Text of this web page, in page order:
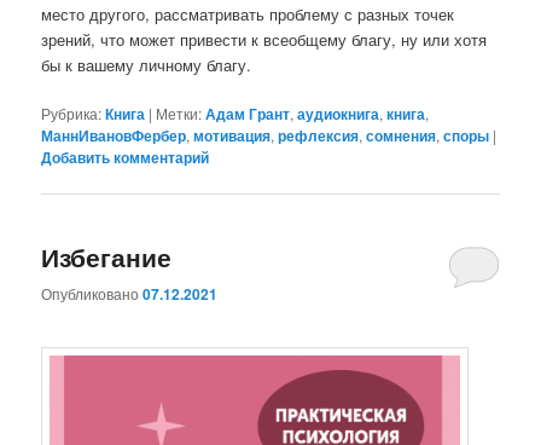
место другого, рассматривать проблему с разных точек
зрений, что может привести к всеобщему благу, ну или хотя
бы к вашему личному благу.
Рубрика:Книга | Метки:Адам Грант,аудиокнига,книга,
МаннИвановФербер,мотивация,рефлексия,сомнения,споры |
Добавить комментарий
Избегание
Опубликовано07.12.2021